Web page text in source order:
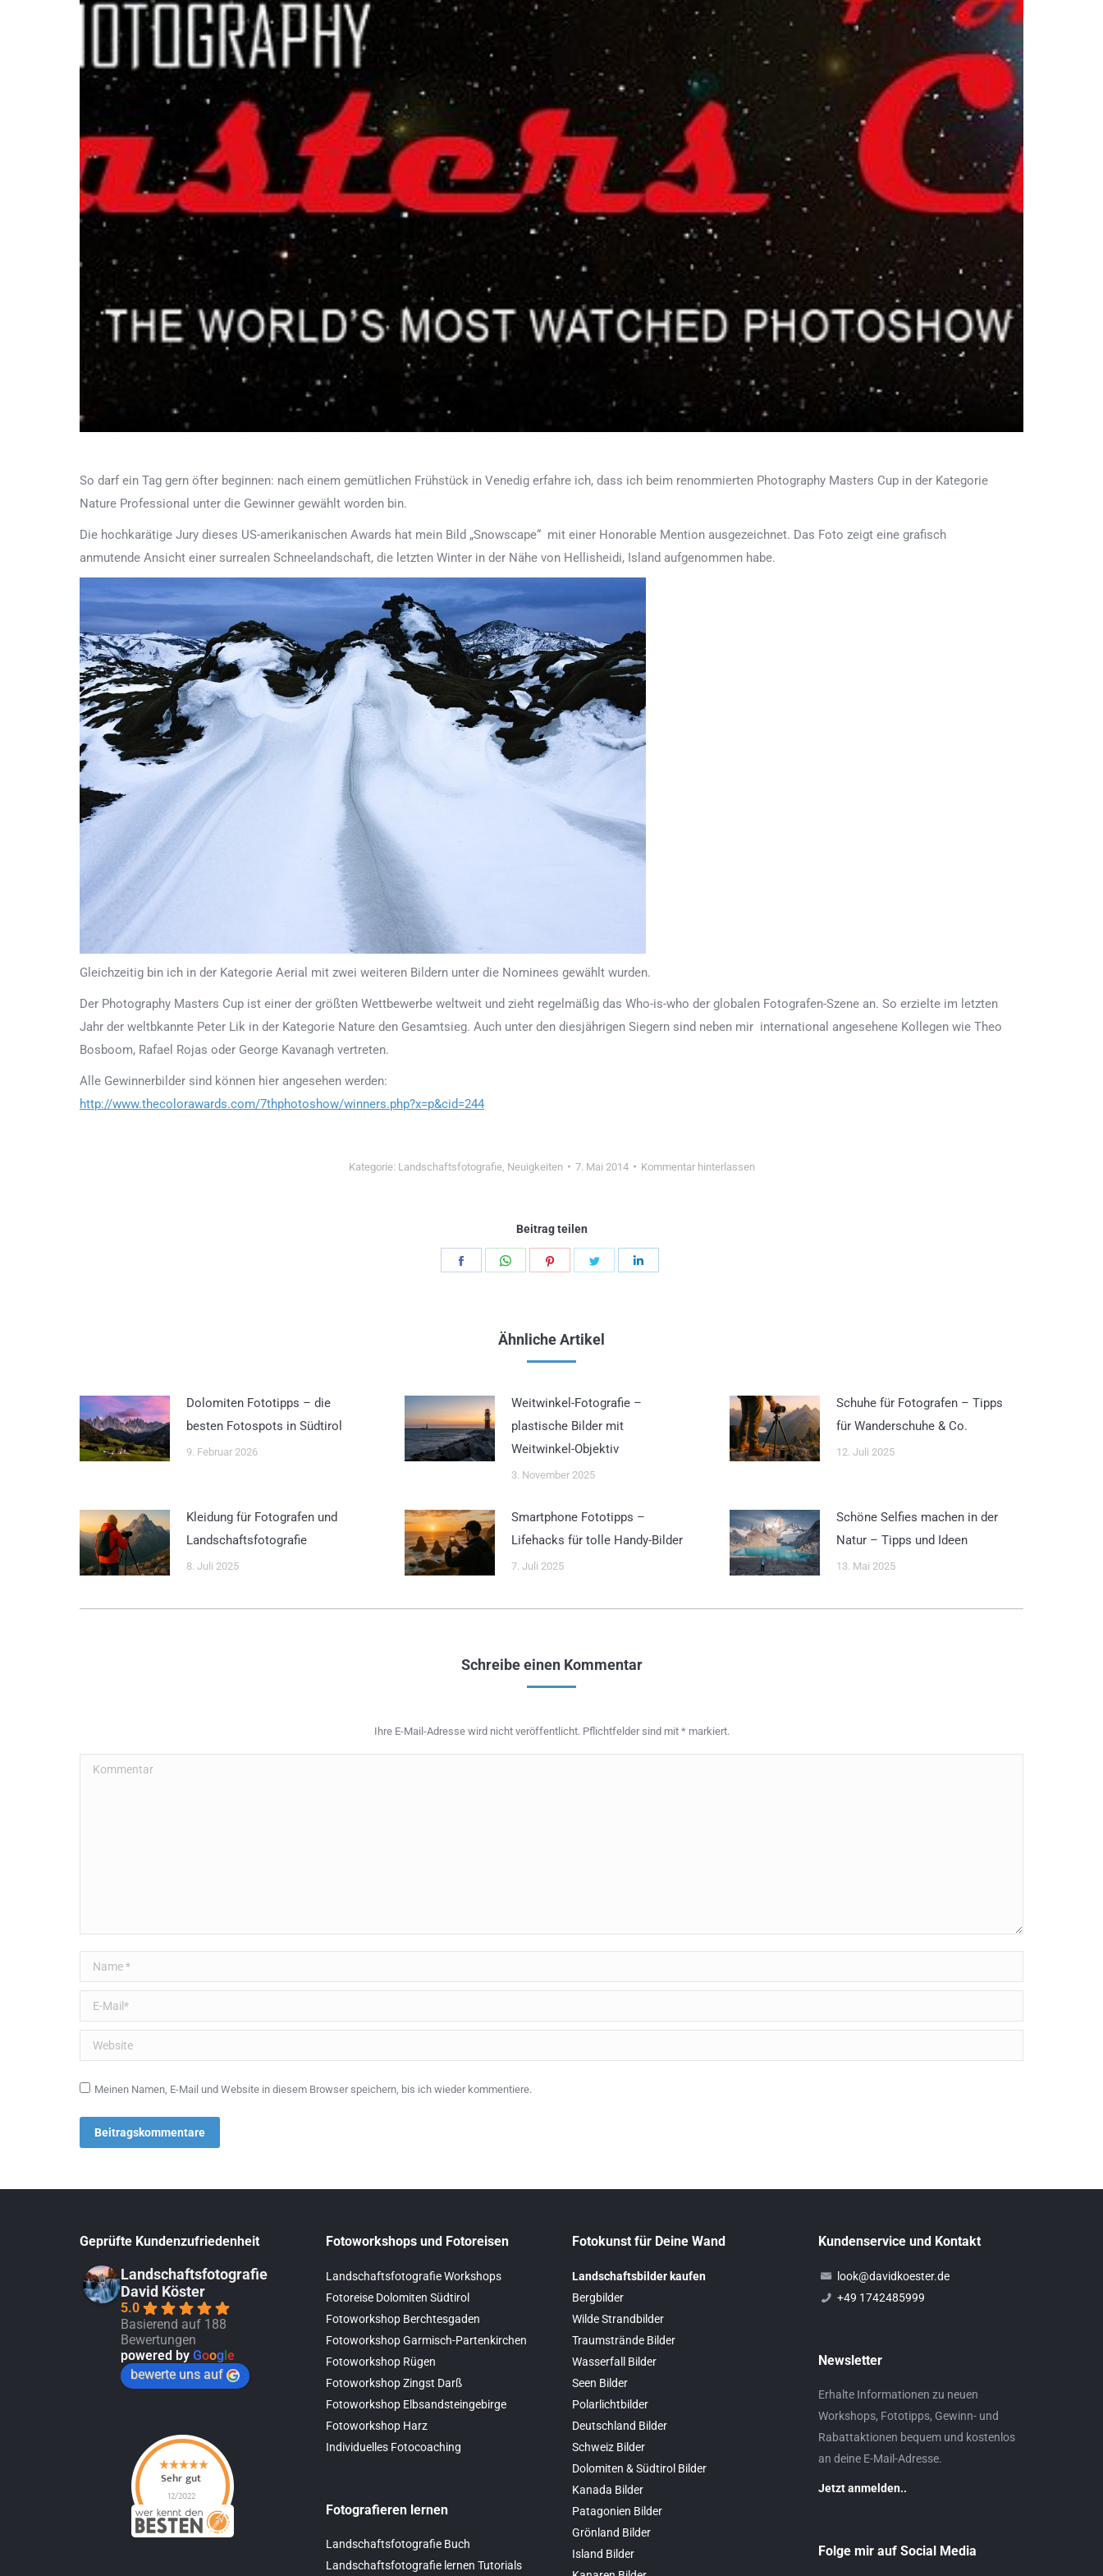
So darf ein Tag gern öfter beginnen: nach einem gemütlichen Frühstück in Venedig erfahre ich, dass ich beim renommierten Photography Masters Cup in der Kategorie
Nature Professional unter die Gewinner gewählt worden bin.
Die hochkarätige Jury dieses US-amerikanischen Awards hat mein Bild „Snowscape“ mit einer Honorable Mention ausgezeichnet. Das Foto zeigt eine grafisch
anmutende Ansicht einer surrealen Schneelandschaft, die letzten Winter in der Nähe von Hellisheidi, Island aufgenommen habe.
Gleichzeitig bin ich in der Kategorie Aerial mit zwei weiteren Bildern unter die Nominees gewählt wurden.
Der Photography Masters Cup ist einer der größten Wettbewerbe weltweit und zieht regelmäßig das Who-is-who der globalen Fotografen-Szene an. So erzielte im letzten
Jahr der weltbkannte Peter Lik in der Kategorie Nature den Gesamtsieg. Auch unter den diesjährigen Siegern sind neben mir international angesehene Kollegen wie Theo
Bosboom, Rafael Rojas oder George Kavanagh vertreten.
Alle Gewinnerbilder sind können hier angesehen werden:
http://www.thecolorawards.com/7thphotoshow/winners.php?x=p&cid=244
Kategorie: Landschaftsfotografie, Neuigkeiten 7. Mai 2014 Kommentar hinterlassen
Beitrag teilen
Teilen
Teilen
Teilen
Ähnliche Artikel
Dolomiten Fototipps – die
besten Fotospots in Südtirol
9. Februar 2026
Weitwinkel-Fotografie –
plastische Bilder mit
Weitwinkel-Objektiv
3. November 2025
Schuhe für Fotografen – Tipps
für Wanderschuhe & Co.
12. Juli 2025
Kleidung für Fotografen und
Landschaftsfotografie
8. Juli 2025
Smartphone Fototipps –
Lifehacks für tolle Handy-Bilder
7. Juli 2025
Schöne Selfies machen in der
Natur – Tipps und Ideen
13. Mai 2025
Schreibe einen Kommentar
Ihre E-Mail-Adresse wird nicht veröffentlicht. Pflichtfelder sind mit * markiert.
Kommentar
Name *
E-Mail *
Website
Meinen Namen, E-Mail und Website in diesem Browser speichern, bis ich wieder kommentiere.
Beitragskommentare
Geprüfte Kundenzufriedenheit
Landschaftsfotografie
David Köster
5.0
Basierend auf 188
Bewertungen
powered by Google
bewerte uns auf
Fotoworkshops und Fotoreisen
Landschaftsfotografie Workshops
Fotoreise Dolomiten Südtirol
Fotoworkshop Berchtesgaden
Fotoworkshop Garmisch-Partenkirchen
Fotoworkshop Rügen
Fotoworkshop Zingst Darß
Fotoworkshop Elbsandsteingebirge
Fotoworkshop Harz
Individuelles Fotocoaching
Fotografieren lernen
Landschaftsfotografie Buch
Landschaftsfotografie lernen Tutorials
Fotokunst für Deine Wand
Landschaftsbilder kaufen
Bergbilder
Wilde Strandbilder
Traumstrände Bilder
Wasserfall Bilder
Seen Bilder
Polarlichtbilder
Deutschland Bilder
Schweiz Bilder
Dolomiten & Südtirol Bilder
Kanada Bilder
Patagonien Bilder
Grönland Bilder
Island Bilder
Kundenservice und Kontakt
look@davidkoester.de
+49 1742485999
Newsletter
Erhalte Informationen zu neuen
Workshops, Fototipps, Gewinn- und
Rabattaktionen bequem und kostenlos
an deine E-Mail-Adresse.
Jetzt anmelden..
Folge mir auf Social Media